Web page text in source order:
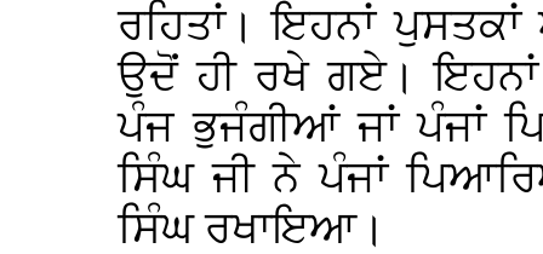
ਰਹਿਤਾਂ। ਇਹਨਾਂ
ਉਦੋਂ ਹੀ ਰਖੇ ਗਏ।
ਪੰਜ ਭੁਜੰਗੀਆਂ ਜਾਂ ਪੰਜਾਂ
ਸਿੰਘ ਜੀ ਨੇ ਪੰਜਾਂ
ਸਿੰਘ ਰਖਾਇਆ।